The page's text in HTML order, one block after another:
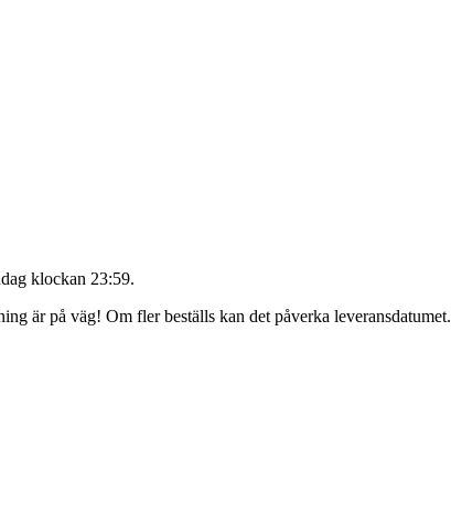
klockan 23:59.
är på väg! Om fler beställs kan det påverka leveransdatumet.